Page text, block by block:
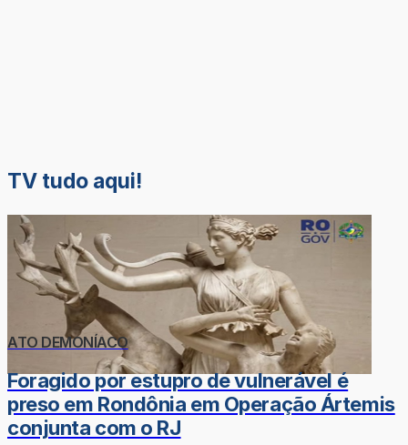
TV tudo aqui!
ATO DEMONÍACO
Foragido por estupro de vulnerável é
preso em Rondônia em Operação Ártemis
conjunta com o RJ